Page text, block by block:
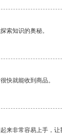
索知识的奥秘。
快就能收到商品。
来非常容易上手，让